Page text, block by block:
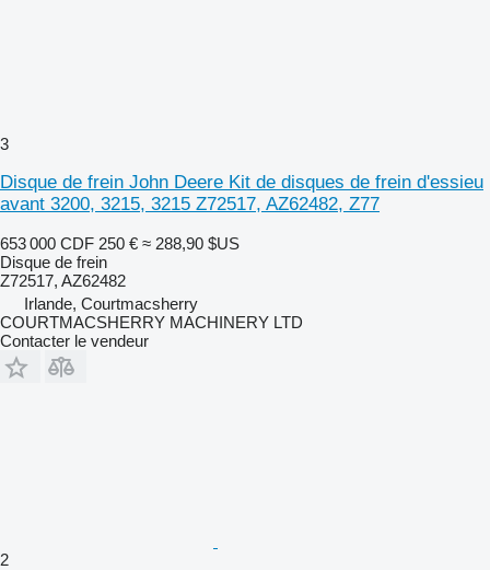
3
Disque de frein John Deere Kit de disques de frein d'essieu
avant 3200, 3215, 3215 Z72517, AZ62482, Z77
653 000 CDF 250 € ≈ 288,90 $US
Disque de frein
Z72517, AZ62482
Irlande, Courtmacsherry
COURTMACSHERRY MACHINERY LTD
Contacter le vendeur
2